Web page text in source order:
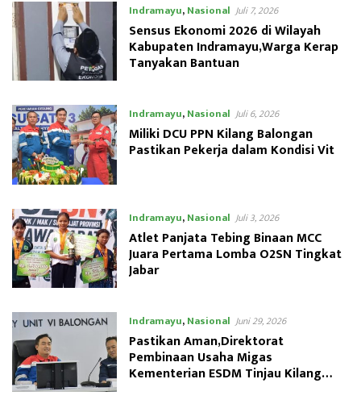
Indramayu,Nasional Juli 7, 2026
Sensus Ekonomi 2026 di Wilayah
Kabupaten Indramayu,Warga Kerap
Tanyakan Bantuan
Indramayu,Nasional Juli 6, 2026
Miliki DCU PPN Kilang Balongan
Pastikan Pekerja dalam Kondisi Vit
Indramayu,Nasional Juli 3, 2026
Atlet Panjata Tebing Binaan MCC
Juara Pertama Lomba O2SN Tingkat
Jabar
Indramayu,Nasional Juni 29, 2026
Pastikan Aman,Direktorat
Pembinaan Usaha Migas
Kementerian ESDM Tinjau Kilang